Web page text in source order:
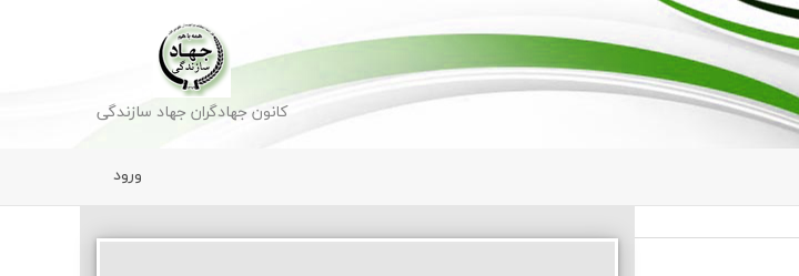
کانون جهادگران جهاد سازندگی
ورود